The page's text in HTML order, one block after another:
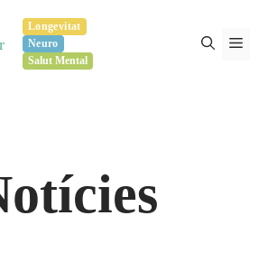
Longevitat
Neuro
Salut Mental